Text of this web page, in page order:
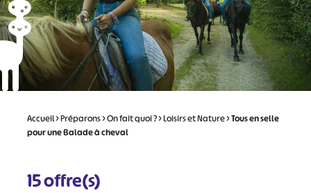
Accueil>Préparons>On fait quoi ?>Loisirs et Nature>Tous en selle
pour une Balade à cheval
15offre(s)